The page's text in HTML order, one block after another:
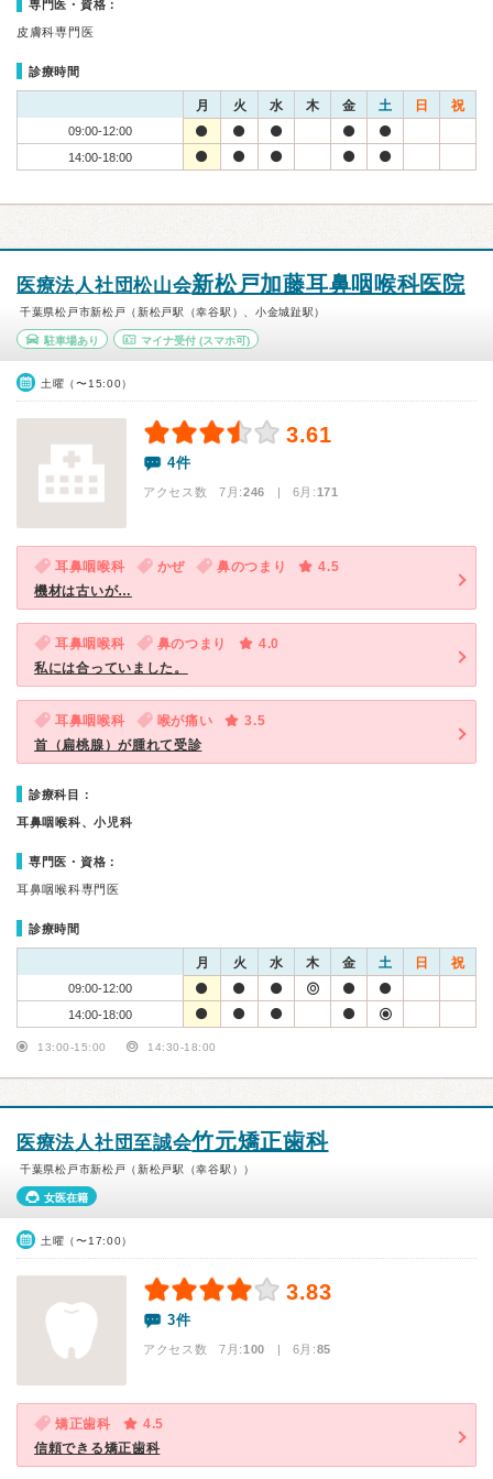
専門医・資格：
皮膚科専門医
診療時間
月 火 水 木 金 土 日 祝
09:00-12:00
14:00-18:00
医療法人社団松山会新松戸加藤耳鼻咽喉科医院
千葉県松戸市新松戸（新松戸駅（幸谷駅）、小金城趾駅）
駐車場あり マイナ受付(スマホ可)
土曜（〜15:00）
3.61
4件
アクセス数 7月:246 | 6月:171
耳鼻咽喉科 かぜ 鼻のつまり
4.5
機材は古いが…
耳鼻咽喉科 鼻のつまり
4.0
私には合っていました。
耳鼻咽喉科 喉が痛い
3.5
首（扁桃腺）が腫れて受診
診療科目：
耳鼻咽喉科、小児科
専門医・資格：
耳鼻咽喉科専門医
診療時間
月 火 水 木 金 土 日 祝
09:00-12:00
14:00-18:00
13:00-15:00 14:30-18:00
医療法人社団至誠会竹元矯正歯科
千葉県松戸市新松戸（新松戸駅（幸谷駅））
女医在籍
土曜（〜17:00）
3.83
3件
アクセス数 7月:100 | 6月:85
矯正歯科
4.5
信頼できる矯正歯科